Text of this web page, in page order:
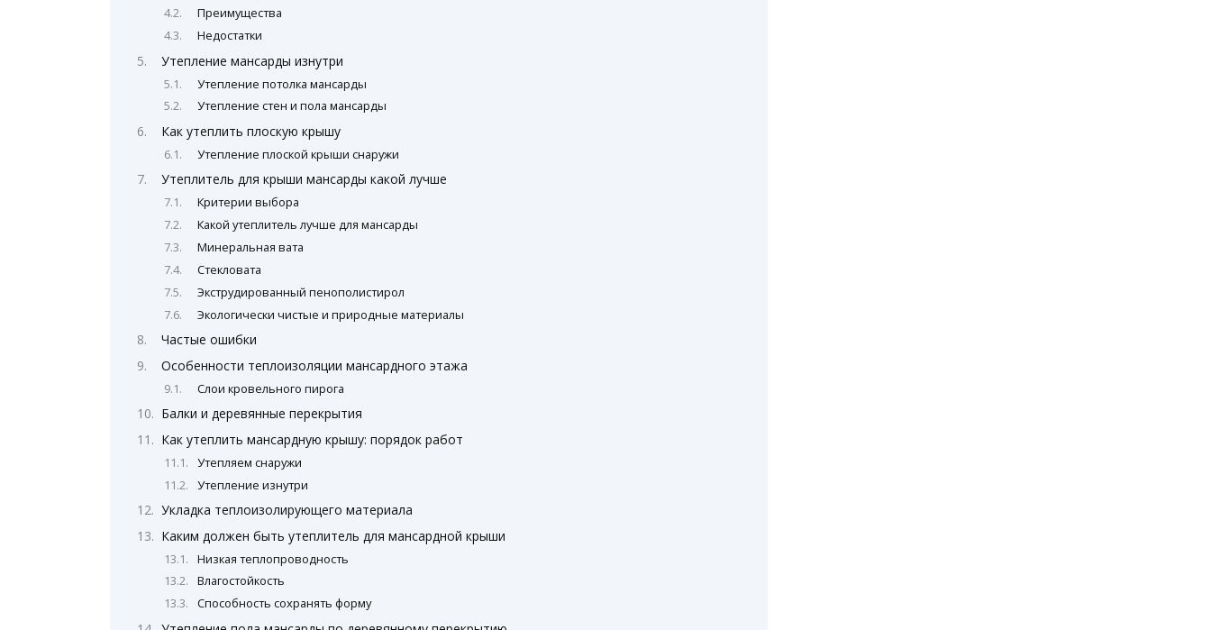
Преимущества
Недостатки
Утепление мансарды изнутри
Утепление потолка мансарды
Утепление стен и пола мансарды
Как утеплить плоскую крышу
Утепление плоской крыши снаружи
Утеплитель для крыши мансарды какой лучше
Критерии выбора
Какой утеплитель лучше для мансарды
Минеральная вата
Стекловата
Экструдированный пенополистирол
Экологически чистые и природные материалы
Частые ошибки
Особенности теплоизоляции мансардного этажа
Слои кровельного пирога
Балки и деревянные перекрытия
Как утеплить мансардную крышу: порядок работ
Утепляем снаружи
Утепление изнутри
Укладка теплоизолирующего материала
Каким должен быть утеплитель для мансардной крыши
Низкая теплопроводность
Влагостойкость
Способность сохранять форму